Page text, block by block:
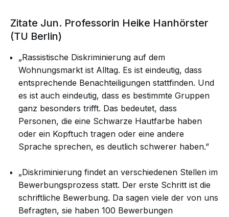
Zitate Jun. Professorin Heike Hanhörster
(TU Berlin)
„Rassistische Diskriminierung auf dem
Wohnungsmarkt ist Alltag. Es ist eindeutig, dass
entsprechende Benachteiligungen stattfinden. Und
es ist auch eindeutig, dass es bestimmte Gruppen
ganz besonders trifft. Das bedeutet, dass
Personen, die eine Schwarze Hautfarbe haben
oder ein Kopftuch tragen oder eine andere
Sprache sprechen, es deutlich schwerer haben.”
„Diskriminierung findet an verschiedenen Stellen im
Bewerbungsprozess statt. Der erste Schritt ist die
schriftliche Bewerbung. Da sagen viele der von uns
Befragten, sie haben 100 Bewerbungen